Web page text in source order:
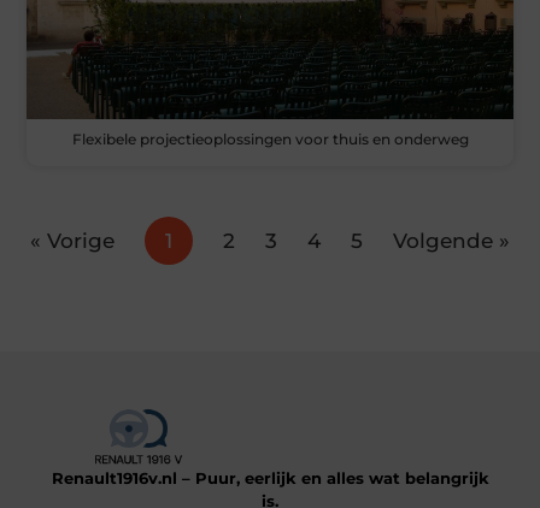
Flexibele projectieoplossingen voor thuis en onderweg
« Vorige 1 2 3 4 5 Volgende »
Renault1916v.nl – Puur, eerlijk en alles wat belangrijk
is.